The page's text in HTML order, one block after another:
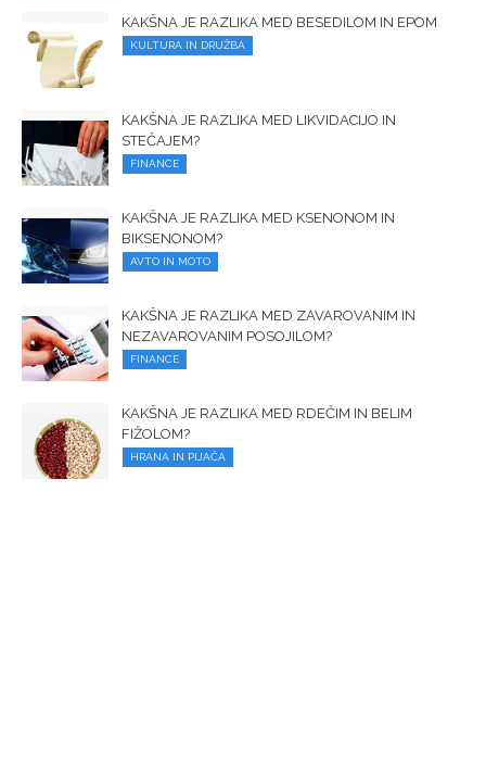
KAKŠNA JE RAZLIKA MED BESEDILOM IN EPOM
KULTURA IN DRUŽBA
KAKŠNA JE RAZLIKA MED LIKVIDACIJO IN
STEČAJEM?
FINANCE
KAKŠNA JE RAZLIKA MED KSENONOM IN
BIKSENONOM?
AVTO IN MOTO
KAKŠNA JE RAZLIKA MED ZAVAROVANIM IN
NEZAVAROVANIM POSOJILOM?
FINANCE
KAKŠNA JE RAZLIKA MED RDEČIM IN BELIM
FIŽOLOM?
HRANA IN PIJAČA